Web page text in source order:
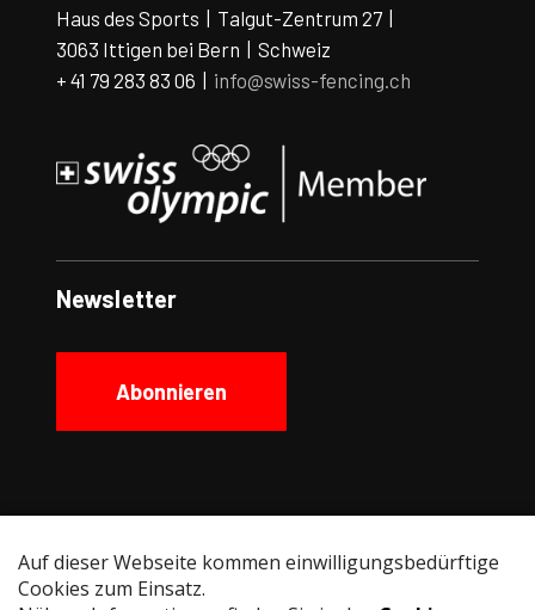
Haus des Sports | Talgut-Zentrum 27 |
3063 Ittigen bei Bern | Schweiz
+ 41 79 283 83 06 | info@swiss-fencing.ch
Newsletter
Abonnieren
Instagram Facebook